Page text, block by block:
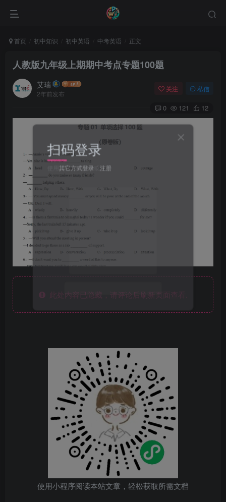
首页 初中知识 初中英语 中考英语 正文
人教版九年级上期期中考点专题100题
艾瑞
2年前发布
关注 私信
0 121 12
此处内容已隐藏，请评论后刷新页面查看.
使用小程序阅读本站文章，轻松获取所需文档
扫码登录
使用 其它方式登录 或注册